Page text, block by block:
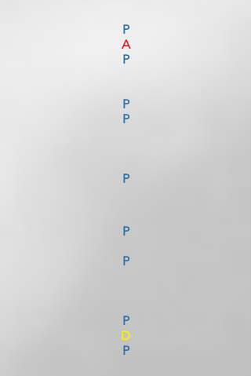
P
A
P
P
P
P
P
P
P
D
P